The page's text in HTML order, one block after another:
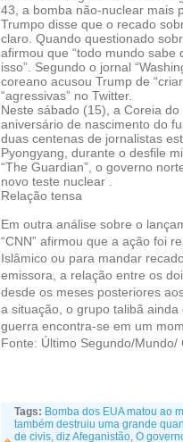
43, a bomba não-nuclear mais
Trumpo disse que o recado
claro. Quando questionado
afirmou que “todo mundo sabe
isso”. Segundo o jornal
coreano acusou Trump de
“agressivas” no Twitter.
Neste sábado (15), a Coreia
aniversário de nascimento do
duas centenas de jornalistas
Pyongyang, durante o desfile
“The Guardian”, o governo
novo teste nuclear .
Relação tensa
Em outra análise sobre o
“CNN” afirmou que a ação foi
Islâmico ou para mandar
emissora, a relação entre os
desde os meses posteriores
a situação, o grupo talibã
guerra encontra-se em um
Fonte: Último Segundo/
Tags: Bomba dos EUA matou ao
também destruiu uma grande
de civis, diz Afeganistão, O